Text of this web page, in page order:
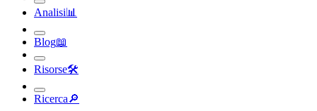
Analisi📊︎
Blog📖︎
Risorse🛠︎
Ricerca🔎︎